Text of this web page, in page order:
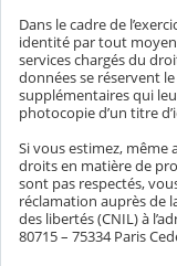
Dans le cadre de
identité par tout
services chargés du
données se réservent
supplémentaires qui
photocopie d’un titre
Si vous estimez,
droits en matière de
sont pas respectés,
réclamation auprès de
des libertés (CNIL) à
80715 – 75334 Paris